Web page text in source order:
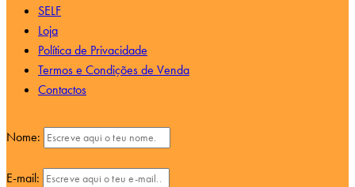
SELF
Loja
Política de Privacidade
Termos e Condições de Venda
Contactos
Nome:
E-mail: